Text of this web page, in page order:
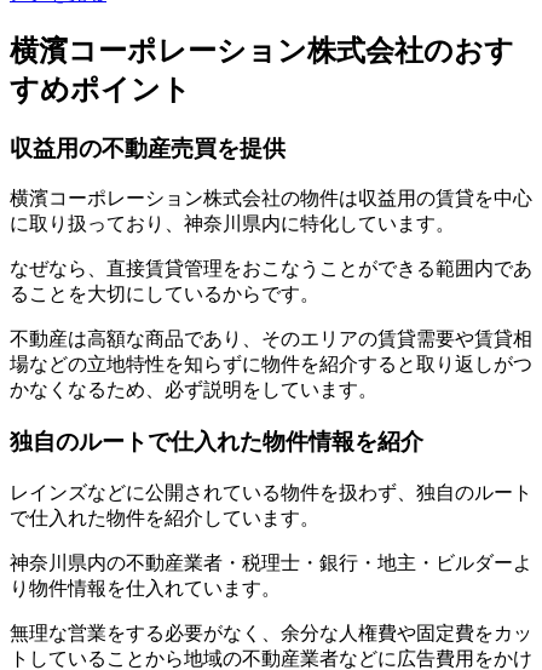
横濱コーポレーション株式会社のおす
すめポイント
収益用の不動産売買を提供
横濱コーポレーション株式会社の物件は収益用の賃貸を中心
に取り扱っており、神奈川県内に特化しています。
なぜなら、直接賃貸管理をおこなうことができる範囲内であ
ることを大切にしているからです。
不動産は高額な商品であり、そのエリアの賃貸需要や賃貸相
場などの立地特性を知らずに物件を紹介すると取り返しがつ
かなくなるため、必ず説明をしています。
独自のルートで仕入れた物件情報を紹介
レインズなどに公開されている物件を扱わず、独自のルート
で仕入れた物件を紹介しています。
神奈川県内の不動産業者・税理士・銀行・地主・ビルダーよ
り物件情報を仕入れています。
無理な営業をする必要がなく、余分な人権費や固定費をカッ
トしていることから地域の不動産業者などに広告費用をかけ